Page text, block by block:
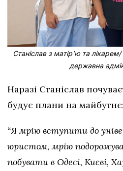
Станіслав з матірʼю та
державна
Наразі Станіслав
будує плани на майбутнє:
“Я мрію вступити до
юристом, мрію
побувати в Одесі, Києві,